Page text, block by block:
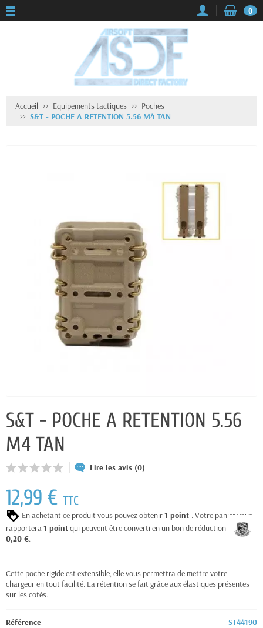
0
Accueil Equipements tactiques
Poches
S&T - POCHE A RETENTION 5.56 M4 TAN
S&T - POCHE A RETENTION 5.56
M4 TAN
Lire les avis (0)
12,99 € TTC
En achetant ce produit vous pouvez obtenir1 point . Votre panier vous
rapportera1 pointqui peuvent être converti en un bon de réduction de
0,20 €.
Cette poche rigide est extensible, elle vous permettra de mettre votre
chargeur en tout facilité. La rétention se fait grâce aux élastiques présentes
sur les cotés.
Référence ST44190